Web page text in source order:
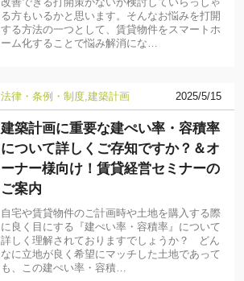
改善できる打開策がないか検討していらっしゃ
る方もいるかと思います。そんなお悩みを打開
する方法の一つとして、賃貸物件をスマートホ
ーム化することで悩み解消にな…
法律・条例・制度 建築計画 2025/5/15
建築計画に重要な建ぺい率・容積率
について詳しくご存知ですか？＆オ
ーナー様向け！賃貸経営セミナーの
ご案内
自宅や賃貸物件のご計画時や土地を購入する際
に良く目にする『建ぺい率・容積率』について
詳しく理解されておりますでしょうか？ どん
なに立地が良く希望にマッチした土地であって
も、この建ぺい率・容積…